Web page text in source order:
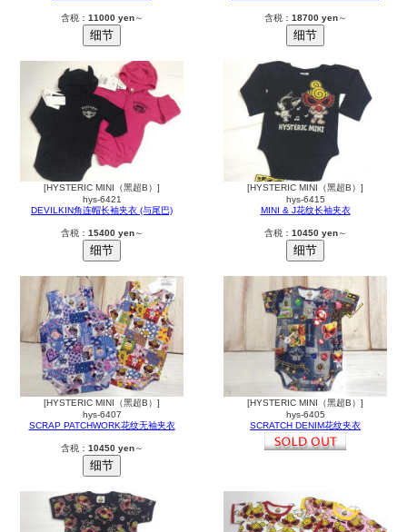
含税： 11000 yen～ 含税： 18700 yen～
[HYSTERIC MINI（黑超B）]
hys-6421
DEVILKIN角连帽长袖夹衣 (与尾巴)
含税： 15400 yen～
[HYSTERIC MINI（黑超B）]
hys-6415
MINI & J花纹长袖夹衣
含税： 10450 yen～
[HYSTERIC MINI（黑超B）]
hys-6407
SCRAP PATCHWORK花纹无袖夹衣
含税： 10450 yen～
[HYSTERIC MINI（黑超B）]
hys-6405
SCRATCH DENIM花纹夹衣